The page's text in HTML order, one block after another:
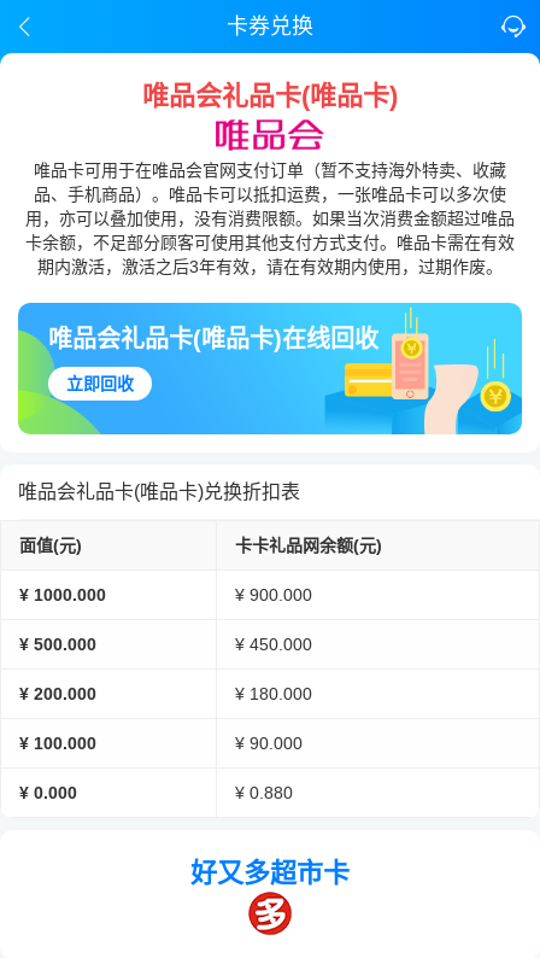
卡券兑换
唯品会礼品卡(唯品卡)
唯品卡可用于在唯品会官网支付订单（暂不支持海外特卖、收藏
品、手机商品）。唯品卡可以抵扣运费，一张唯品卡可以多次使
用，亦可以叠加使用，没有消费限额。如果当次消费金额超过唯品
卡余额，不足部分顾客可使用其他支付方式支付。唯品卡需在有效
期内激活，激活之后3年有效，请在有效期内使用，过期作废。
唯品会礼品卡(唯品卡)在线回收
立即回收
唯品会礼品卡(唯品卡)兑换折扣表
面值(元) 卡卡礼品网余额(元)
¥ 1000.000 ¥ 900.000
¥ 500.000 ¥ 450.000
¥ 200.000 ¥ 180.000
¥ 100.000 ¥ 90.000
¥ 0.000 ¥ 0.880
好又多超市卡